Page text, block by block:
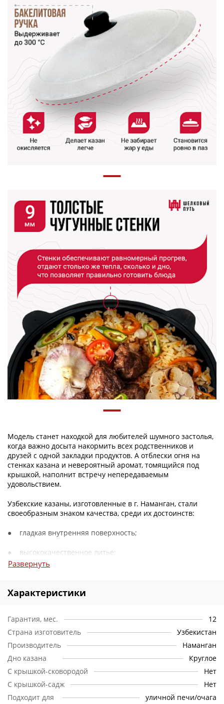
Модель станет находкой для любителей шумного застолья,
когда важно досыта накормить всех родственников и
друзей с одной закладки продуктов. А отблески огня на
стенках казана и невероятный аромат, томящийся под
крышкой, наполнит встречу непередаваемым
удовольствием.
Узбекские казаны, изготовленные в г. Наманган, стали
своеобразным знаком качества, среди их достоинств:
● гладкая внутренняя поверхность;
● высококачественное литье;
● сохранение идеальной классической формы.
Объем.Такой казан выглядит внушительно! Даже при
максимальной загрузке перемешивать продукты и
казана на 16 литров позволит накормить 23 взрослых
человека.
Материал.Настоящий казан может быть только из чугуна.
Именно он позволяет посуде отличаться равномерным
прогревом, а длительное томление и вовсе превращается
в искусство сохранения и поддержания необходимой
температуры. В уходе чугун не прихотлив – главное
тщательно вымыть и высушить казан после
Развернуть
Характеристики
Гарантия, мес.
12
Страна изготовитель
Узбекистан
Производитель
Наманган
Дно казана
Круглое
С крышкой-сковородой
Нет
С крышкой-садж
Нет
Подходит для
уличной печи/очага